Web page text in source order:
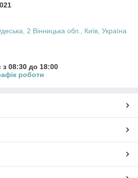
2 Вінницька обл., Київ, Україна
08:30 до 18:00
роботи